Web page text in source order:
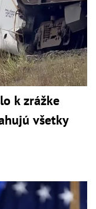
k zrážke
všetky